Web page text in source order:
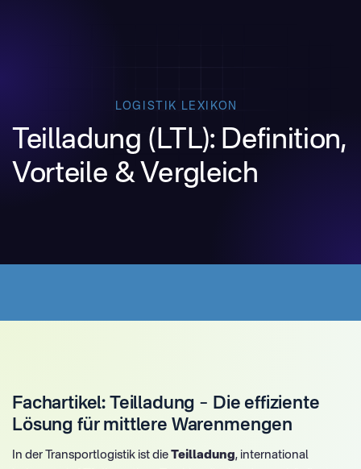
LOGISTIK LEXIKON
Teilladung (LTL): Definition,
Vorteile & Vergleich
Fachartikel: Teilladung – Die effiziente
Lösung für mittlere Warenmengen
In der Transportlogistik ist die Teilladung, international